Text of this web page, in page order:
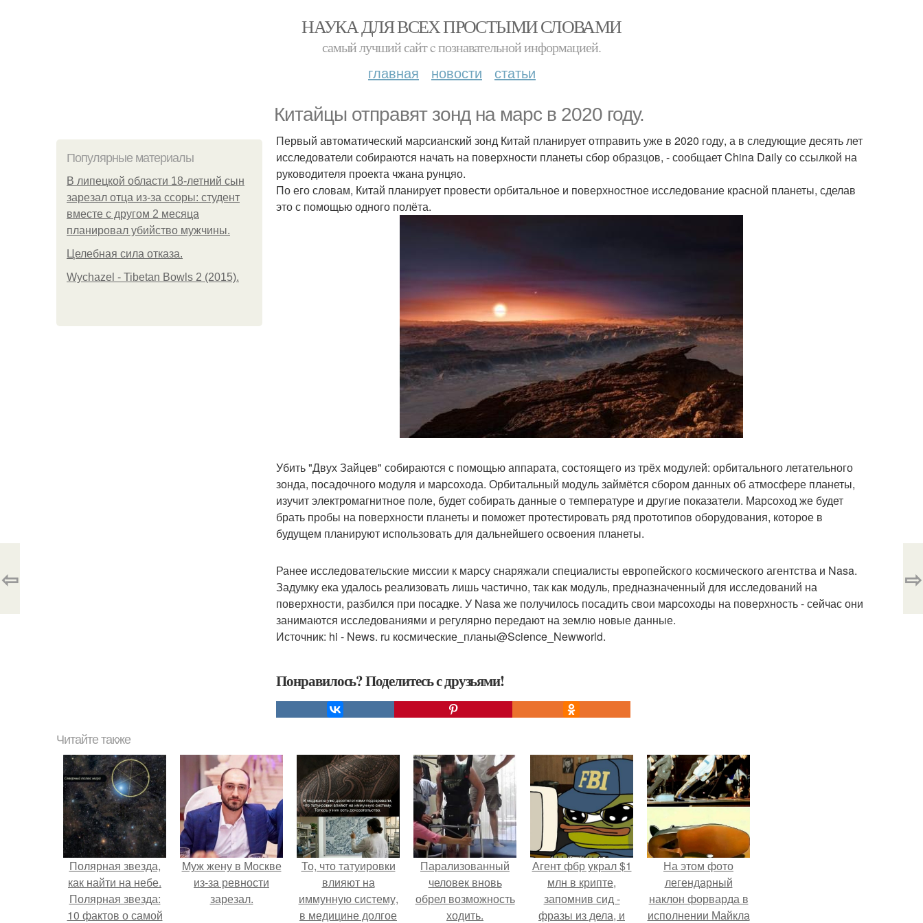
НАУКА ДЛЯ ВСЕХ ПРОСТЫМИ СЛОВАМИ
самый лучший сайт c познавательной информацией.
главная новости статьи
Китайцы отправят зонд на марс в 2020 году.
Популярные материалы
В липецкой области 18-летний сын
зарезал отца из-за ссоры: студент
вместе с другом 2 месяца
планировал убийство мужчины.
Целебная сила отказа.
Wychazel - Tibetan Bowls 2 (2015).
Первый автоматический марсианский зонд Китай планирует отправить уже в 2020 году, а в следующие десять лет
исследователи собираются начать на поверхности планеты сбор образцов, - сообщает China Daily со ссылкой на
руководителя проекта чжана рунцяо.
По его словам, Китай планирует провести орбитальное и поверхностное исследование красной планеты, сделав
это с помощью одного полёта.
Убить "Двух Зайцев" собираются с помощью аппарата, состоящего из трёх модулей: орбитального летательного
зонда, посадочного модуля и марсохода. Орбитальный модуль займётся сбором данных об атмосфере планеты,
изучит электромагнитное поле, будет собирать данные о температуре и другие показатели. Марсоход же будет
брать пробы на поверхности планеты и поможет протестировать ряд прототипов оборудования, которое в
будущем планируют использовать для дальнейшего освоения планеты.
Ранее исследовательские миссии к марсу снаряжали специалисты европейского космического агентства и Nasa.
Задумку ека удалось реализовать лишь частично, так как модуль, предназначенный для исследований на
поверхности, разбился при посадке. У Nasa же получилось посадить свои марсоходы на поверхность - сейчас они
занимаются исследованиями и регулярно передают на землю новые данные.
Источник: hi - News. ru космические_планы@Science_Newworld.
Понравилось? Поделитесь с друзьями!
⇦ ⇨
Читайте также
Полярная звезда,
как найти на небе.
Полярная звезда:
10 фактов о самой
Mуж жену в Москве
из-за ревности
зарезал.
То, что татуировки
влияют на
иммунную систему,
в медицине долгое
Парализованный
человек вновь
обрел возможность
ходить.
Агент фбр украл $1
млн в крипте,
запомнив сид -
фразы из дела, и
На этом фото
легендарный
наклон форварда в
исполнении Майкла